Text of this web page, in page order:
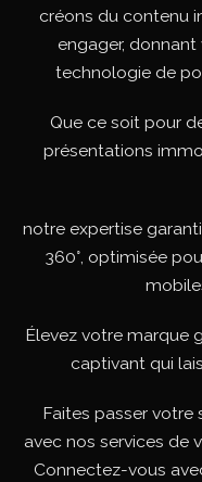
créons du contenu
engager, donnant
technologie de
Que ce soit pour
présentations
notre expertise
360°, optimisée
Élevez votre marque
captivant qui
Faites passer votre
avec nos services de
Connectez-vous